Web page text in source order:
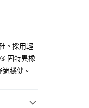
申請。
付的交易
款後即
載為準。
自動取
分，恕
寄送繳費提
。採用輕
固特異橡
穩健。